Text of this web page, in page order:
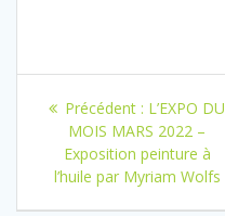
Navigation
l’article
Précédent : Article
précédent
:
L’EXPO DU
MOIS MARS 2022 –
Exposition peinture à
l’huile par Myriam Wolfs